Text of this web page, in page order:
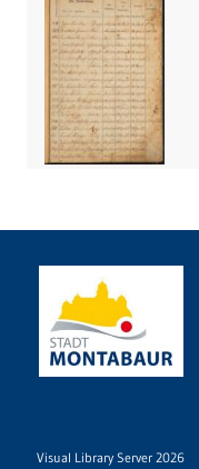
Visual Library Server 2026